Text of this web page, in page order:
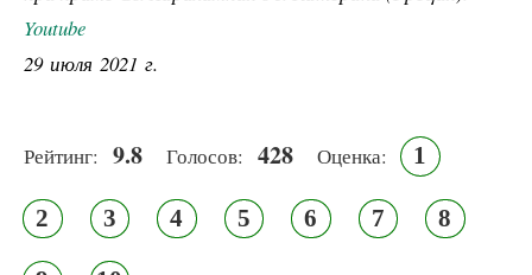
Youtube
29 июля 2021 г.
Рейтинг: 9.8 Голосов: 428 Оценка: 1
2 3 4 5 6 7 8